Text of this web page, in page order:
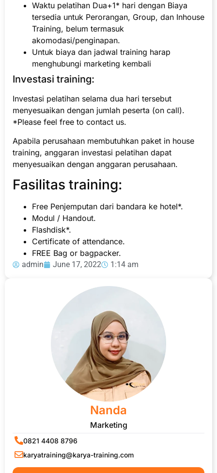
Waktu pelatihan Dua+1* hari dengan Biaya
tersedia untuk Perorangan, Group, dan Inhouse
Training, belum termasuk
akomodasi/penginapan.
Untuk biaya dan jadwal training harap
menghubungi marketing kembali
Investasi training:
Investasi pelatihan selama dua hari tersebut
menyesuaikan dengan jumlah peserta (on call).
*Please feel free to contact us.
Apabila perusahaan membutuhkan paket in house
training, anggaran investasi pelatihan dapat
menyesuaikan dengan anggaran perusahaan.
Fasilitas training:
Free Penjemputan dari bandara ke hotel*.
Modul / Handout.
Flashdisk*.
Certificate of attendance.
FREE Bag or bagpacker.
admin June 17, 2022 1:14 am
Nanda
Marketing
0821 4408 8796
karyatraining@karya-training.com